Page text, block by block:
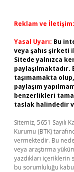
Reklam ve İletişim:
Yasal Uyarı: Bu
veya şahıs şirketi
Sitede yalnızca
taşımamakta
paylaşım
benzerlikleri
taslak halindedir
Sitemiz, 5651 Sayılı
Kurumu (BTK)
vermektedir. Bu
veya araştırma
yazdıkları
bu sorumluluğu